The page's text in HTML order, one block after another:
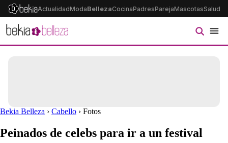
ActualidadModaBellezaCocinaPadresParejaMascotasSalud
Bekia Belleza › Cabello › Fotos
Peinados de celebs para ir a un festival